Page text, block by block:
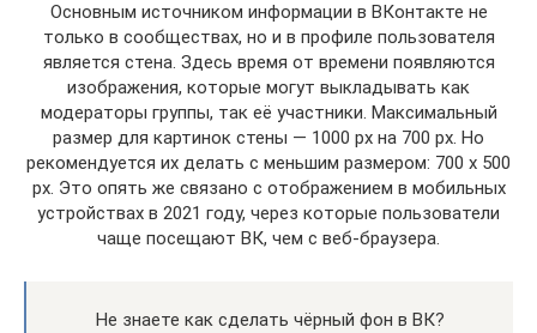
Основным источником информации в ВКонтакте не
только в сообществах, но и в профиле пользователя
является стена. Здесь время от времени появляются
изображения, которые могут выкладывать как
модераторы группы, так её участники. Максимальный
размер для картинок стены — 1000 px на 700 px. Но
рекомендуется их делать с меньшим размером: 700 x 500
px. Это опять же связано с отображением в мобильных
устройствах в 2021 году, через которые пользователи
чаще посещают ВК, чем с веб-браузера.
Не знаете как сделать чёрный фон в ВК?